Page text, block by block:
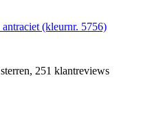
(kleurnr. 5756)
251 klantreviews